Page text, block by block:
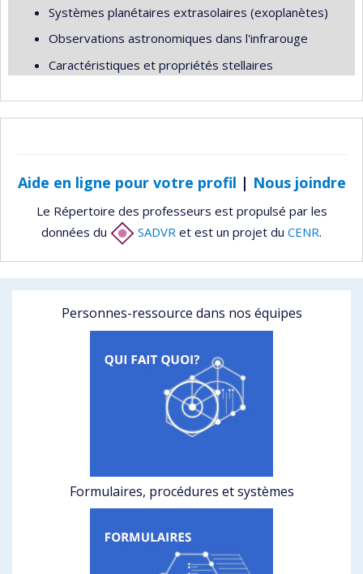
Systèmes planétaires extrasolaires (exoplanètes)
Observations astronomiques dans l'infrarouge
Caractéristiques et propriétés stellaires
Aide en ligne pour votre profil | Nous joindre
Le Répertoire des professeurs est propulsé par les
données du
SADVR et est un projet du CENR.
Personnes-ressource dans nos équipes
Formulaires, procédures et systèmes